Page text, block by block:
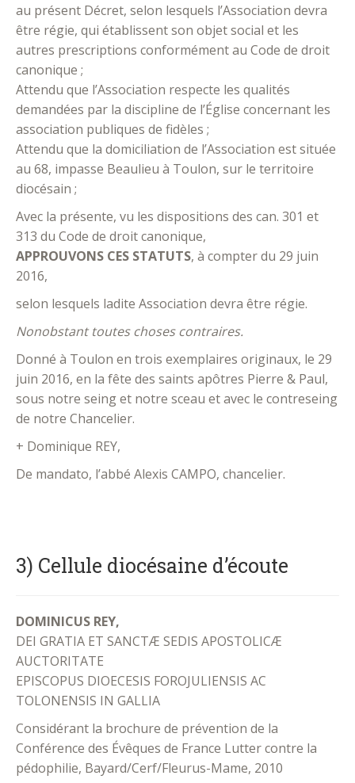
au présent Décret, selon lesquels l’Association devra
être régie, qui établissent son objet social et les
autres prescriptions conformément au Code de droit
canonique ;
Attendu que l’Association respecte les qualités
demandées par la discipline de l’Église concernant les
association publiques de fidèles ;
Attendu que la domiciliation de l’Association est située
au 68, impasse Beaulieu à Toulon, sur le territoire
diocésain ;
Avec la présente, vu les dispositions des can. 301 et
313 du Code de droit canonique,
APPROUVONS CES STATUTS, à compter du 29 juin
2016,
selon lesquels ladite Association devra être régie.
Nonobstant toutes choses contraires.
Donné à Toulon en trois exemplaires originaux, le 29
juin 2016, en la fête des saints apôtres Pierre & Paul,
sous notre seing et notre sceau et avec le contreseing
de notre Chancelier.
+ Dominique REY,
De mandato, l’abbé Alexis CAMPO, chancelier.
3) Cellule diocésaine d’écoute
DOMINICUS REY,
DEI GRATIA ET SANCTÆ SEDIS APOSTOLICÆ
AUCTORITATE
EPISCOPUS DIOECESIS FOROJULIENSIS AC
TOLONENSIS IN GALLIA
Considérant la brochure de prévention de la
Conférence des Évêques de France Lutter contre la
pédophilie, Bayard/Cerf/Fleurus-Mame, 2010